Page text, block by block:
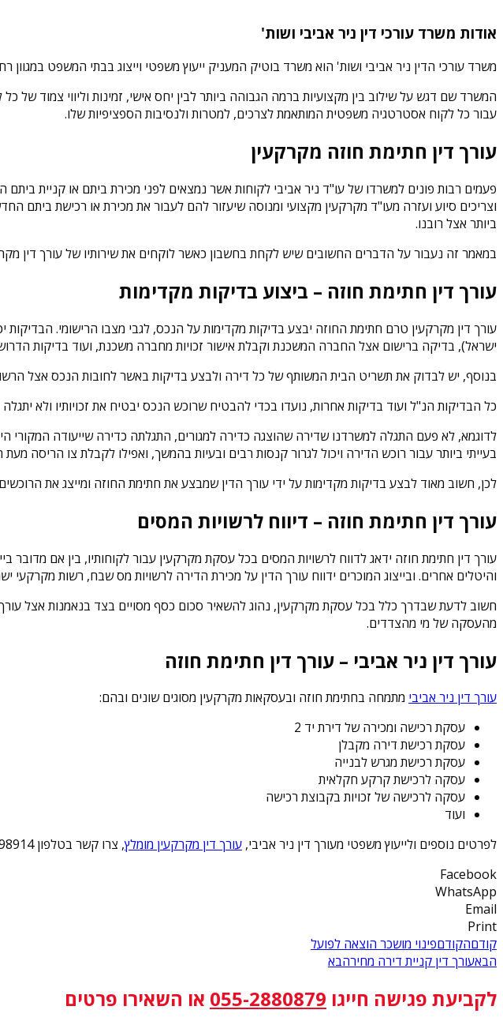
אודות משרד עורכי דין ניר אביבי ושות'
משרד עורכי הדין ניר אביבי ושות' הוא משרד בוטיק המעניק ייעוץ משפטי וייצוג בבתי המשפט במגוון
המשרד שם דגש על שילוב בין מקצועיות ברמה הגבוהה ביותר לבין יחס אישי, זמינות וליווי צמוד של
עבור כל לקוח אסטרטגיה משפטית המותאמת לצרכים, למטרות ולנסיבות הספציפיות שלו.
עורך דין חתימת חוזה מקרקעין
פעמים רבות פונים למשרדו של עו"ד ניר אביבי לקוחות אשר נמצאים לפני מכירת ביתם או קניית
וצריכים סיוע ועזרה מעו"ד מקרקעין מקצועי ומנוסה שיעזור להם לעבור את מכירת או רכישת
ביותר אצל רובנו.
במאמר זה נעבור על הדברים החשובים שיש לקחת בחשבון כאשר לוקחים את שירותיו של עורך דין
עורך דין חתימת חוזה – ביצוע בדיקות מקדימות
עורך דין מקרקעין טרם חתימת החוזה יבצע בדיקות מקדימות על הנכס, לגבי מצבו הרישומי.
ישראל), בדיקה ברישום אצל החברה המשכנת וקבלת אישור זכויות מחברה משכנת, ועוד בדיקות
בנוסף, יש לבדוק את תשריט הבית המשותף של כל דירה ולבצע בדיקות באשר לחובות הנכס אצל
כל הבדיקות הנ"ל ועוד בדיקות אחרות, נועדו בכדי להבטיח שרוכש הנכס יבטיח את זכויותיו ולא
לדוגמא, לא פעם התגלה למשרדנו שדירה שהוצגה כדירה למגורים, התגלתה כדירה שייעודה המקורי
בעייתי ביותר עבור רוכש הדירה ויכול לגרור קנסות רבים ובעיות בהמשך, ואפילו לקבלת צו הריסה מעת
לכן, חשוב מאוד לבצע בדיקות מקדימות על ידי עורך הדין שמבצע את חתימת החוזה ומייצג את
עורך דין חתימת חוזה – דיווח לרשויות המסים
עורך דין חתימת חוזה ידאג לדווח לרשויות המסים בכל עסקת מקרקעין עבור לקוחותיו, בין אם
והיטלים אחרים. ובייצוג המוכרים ידווח עורך הדין על מכירת הדירה לרשויות מס שבח, רשות
חשוב לדעת שבדרך כלל בכל עסקת מקרקעין, נהוג להשאיר סכום כסף מסויים בצד בנאמנות אצל
מהעסקה של מי מהצדדים.
עורך דין ניר אביבי – עורך דין חתימת חוזה
עורך דין ניר אביבי מתמחה בחתימת חוזה ובעסקאות מקרקעין מסוגים שונים ובהם:
עסקת רכישה ומכירה של דירת יד 2
עסקת רכישת דירה מקבלן
עסקת רכישת מגרש לבנייה
עסקה לרכישת קרקע חקלאית
עסקה לרכישה של זכויות בקבוצת רכישה
ועוד
לפרטים נוספים ולייעוץ משפטי מעורך דין ניר אביבי, עורך דין מקרקעין מומלץ, צרו קשר בטלפון 077-7298914.
Facebook
WhatsApp
Email
Print
קודםהקודםפינוי מושכר הוצאה לפועל
הבאעורך דין קניית דירה מחירהבא
לקביעת פגישה חייגו 055-2880879 או השאירו פרטים